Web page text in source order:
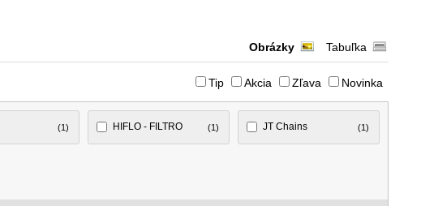
Obrázky Tabuľka
Tip Akcia Zľava Novinka
(1) HIFLO - FILTRO (1) JT Chains (1)